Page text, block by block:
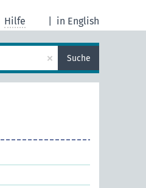
in English
Hilfe
× Suche